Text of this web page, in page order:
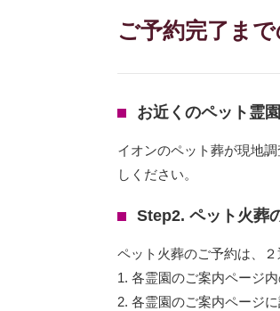
ご予約完了ま
お近くのペット霊
イオンのペット葬が現地
しください。
Step2. ペット火葬
ペット火葬のご予約は、２
1. 各霊園のご案内ページ
2. 各霊園のご案内ページ